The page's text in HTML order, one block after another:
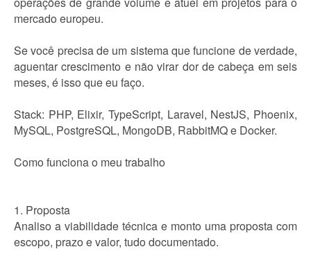
mercado europeu.
Se você precisa de um sistema que funcione de verdade,
aguentar crescimento e não virar dor de cabeça em seis
meses, é isso que eu faço.
Stack: PHP, Elixir, TypeScript, Laravel, NestJS, Phoenix,
MySQL, PostgreSQL, MongoDB, RabbitMQ e Docker.
Como funciona o meu trabalho
1. Proposta
Analiso a viabilidade técnica e monto uma proposta com
escopo, prazo e valor, tudo documentado.